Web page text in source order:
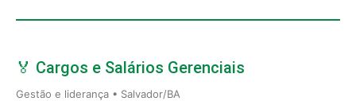
🏅 Cargos e Salários Gerenciais
Gestão e liderança • Salvador/BA